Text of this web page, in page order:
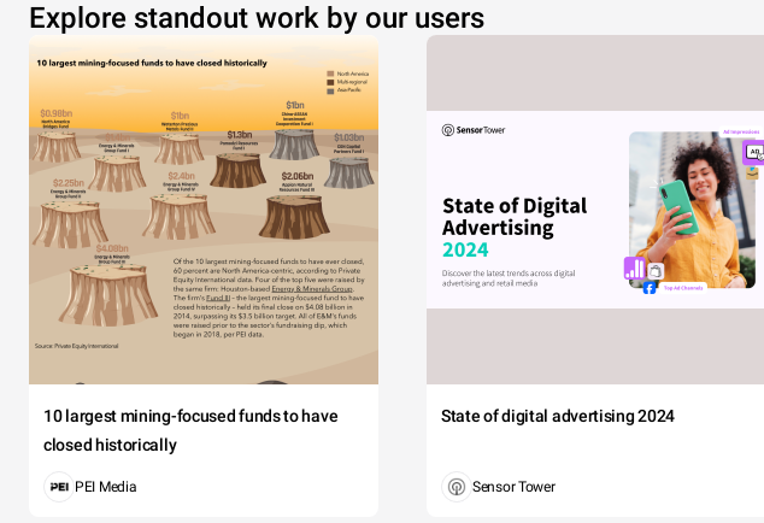
Explore standout work by our users
10 largest mining-focused funds to have
closed historically
PEI Media
State of digital advertising 2024
Sensor Tower